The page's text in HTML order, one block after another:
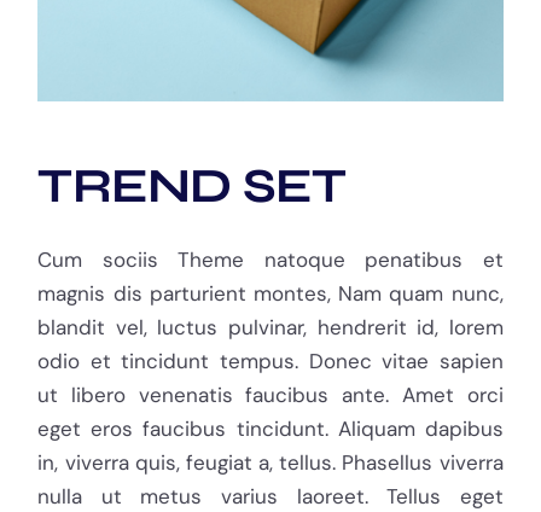
TREND SET
Cum sociis Theme natoque penatibus et
magnis dis parturient montes, Nam quam nunc,
blandit vel, luctus pulvinar, hendrerit id, lorem
odio et tincidunt tempus. Donec vitae sapien
ut libero venenatis faucibus ante. Amet orci
eget eros faucibus tincidunt. Aliquam dapibus
in, viverra quis, feugiat a, tellus. Phasellus viverra
nulla ut metus varius laoreet. Tellus eget